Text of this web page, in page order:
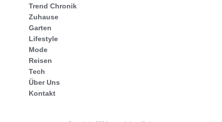
Trend Chronik
Zuhause
Garten
Lifestyle
Mode
Reisen
Tech
Über Uns
Kontakt